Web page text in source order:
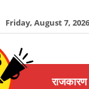
Friday, August 7, 2026
राजकारण